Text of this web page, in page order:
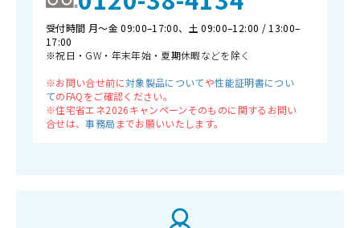
受付時間 月〜金 09:00–17:00、土 09:00–12:00 / 13:00–
17:00
※祝日・GW・年末年始・夏期休暇などを除く
※お問い合せ前に対象製品についてや性能証明書につい
てのFAQをご確認ください。
※住宅省エネ2026キャンペーンそのものに関するお問い
合せは、事務局 までお願いいたします。